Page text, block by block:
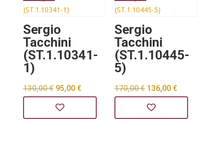
Sergio
Tacchini
(ST.1.10341-
1)
130,00€ Izvorna
cijena
bila
95,00 €
Trenutna
je:
Sergio
Tacchini
(ST.1.10445-
5)
170,00€ Izvorna
cijena
bila
136,00€
je: